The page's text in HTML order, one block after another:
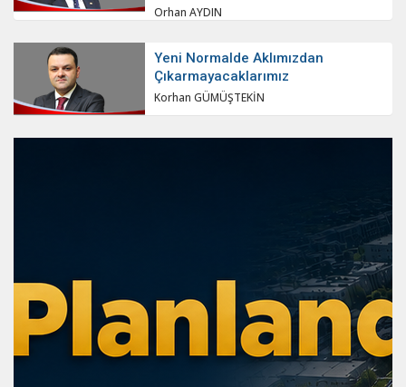
Orhan AYDIN
Yeni Normalde Aklımızdan
Çıkarmayacaklarımız
Korhan GÜMÜŞTEKİN